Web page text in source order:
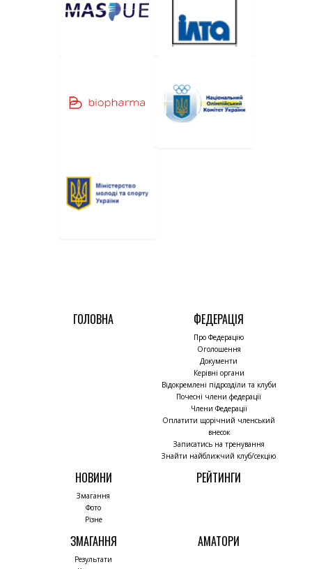
ГОЛОВНА ФЕДЕРАЦІЯ
Про Федерацію
Оголошення
Документи
Керівні органи
Відокремлені підрозділи та клуби
Почесні члени федерації
Члени Федерації
Оплатити щорічний членський
внесок
Записатись на тренування
Знайти найближчий клуб/секцію
НОВИНИ
Змагання
Фото
Різне
РЕЙТИНГИ
ЗМАГАННЯ
Результати
АМАТОРИ